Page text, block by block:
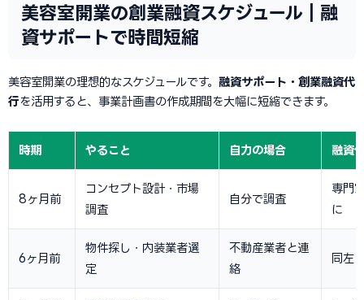
美容室開業の創業融資スケジュール｜融
資サポートで時間短縮
美容室開業の理想的なスケジュールです。 融資サポート・創業融資代
行を活用すると、事業計画書の作成期間を大幅に短縮できます。
時期 やること 自力の場合 融資
8ヶ月前
コンセプト設計・市場
調査
自分で調査
専門
に
6ヶ月前
物件探し・内装業者選
定
不動産業者と連
絡
同左